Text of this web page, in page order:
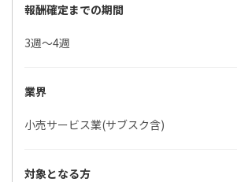
報酬確定までの期間
3週〜4週
業界
小売サービス業(サブスク含)
対象となる方